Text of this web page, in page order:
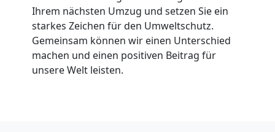
Ihrem nächsten Umzug und setzen Sie ein
starkes Zeichen für den Umweltschutz.
Gemeinsam können wir einen Unterschied
machen und einen positiven Beitrag für
unsere Welt leisten.
Fernumzug
Wolfsberg